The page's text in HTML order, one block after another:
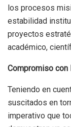
los procesos
estabilidad
proyectos
académico,
Compromiso con
Teniendo en
suscitados en
imperativo que